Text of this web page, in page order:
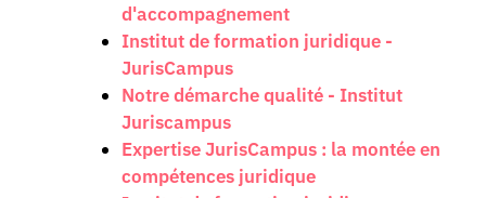
d'accompagnement
Institut de formation juridique -
JurisCampus
Notre démarche qualité - Institut
Juriscampus
Expertise JurisCampus : la montée en
compétences juridique